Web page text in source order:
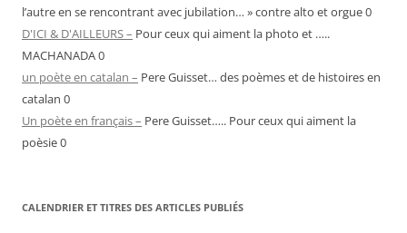
l’autre en se rencontrant avec jubilation… » contre alto et orgue 0
D'ICI & D'AILLEURS – Pour ceux qui aiment la photo et …..
MACHANADA 0
un poète en catalan – Pere Guisset… des poèmes et de histoires en
catalan 0
Un poète en français – Pere Guisset….. Pour ceux qui aiment la
poèsie 0
CALENDRIER ET TITRES DES ARTICLES PUBLIÉS